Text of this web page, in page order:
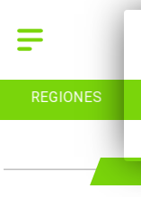
REGIONES